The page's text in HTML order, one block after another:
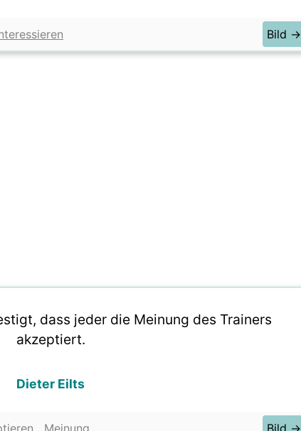
Bild →
dass jeder die Meinung des Trainers
akzeptiert.
Dieter Eilts
Meinung Bild →